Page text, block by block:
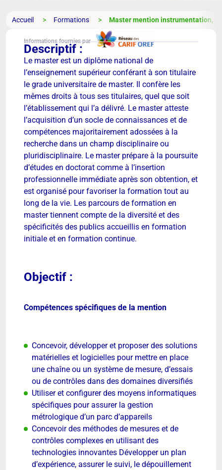
Accueil Formations Master mention instrumentation,
Informations fournies par
Descriptif :
Le master est un diplôme national de
l’enseignement supérieur conférant à son titulaire
le grade universitaire de master. Il confère les
mêmes droits à tous ses titulaires, quel que soit
l’établissement qui l’a délivré. Le master atteste
l’acquisition d’un socle de connaissances et de
compétences majoritairement adossées à la
recherche dans un champ disciplinaire ou
pluridisciplinaire. Le master prépare à la poursuite
d’études en doctorat comme à l’insertion
professionnelle immédiate après son obtention, et
est organisé pour favoriser la formation tout au
long de la vie. Les parcours de formation en
master tiennent compte de la diversité et des
spécificités des publics accueillis en formation
initiale et en formation continue.
Objectif :
Compétences spécifiques de la mention
Concevoir, développer et proposer des solutions
matérielles et logicielles pour mettre en place
une chaîne ou un système de mesure, d’essais
ou de contrôles dans des domaines diversifiés
Utiliser et configurer des moyens informatiques
spécifiques pour assurer la gestion
métrologique d’un parc d’appareils
Concevoir des méthodes de mesures et de
contrôles complexes en utilisant des
technologies innovantes Développer un plan
d’expérience, assurer le suivi, le dépouillement